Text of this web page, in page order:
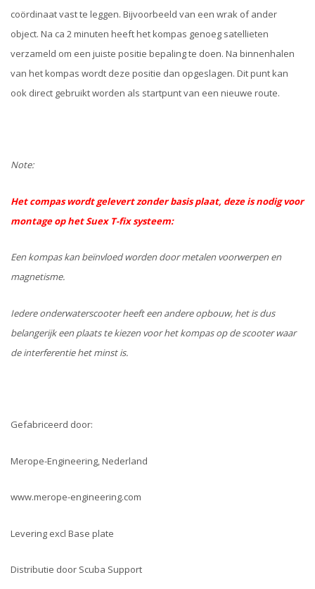
coördinaat vast te leggen. Bijvoorbeeld van een wrak of ander
object. Na ca 2 minuten heeft het kompas genoeg satellieten
verzameld om een juiste positie bepaling te doen. Na binnenhalen
van het kompas wordt deze positie dan opgeslagen. Dit punt kan
ook direct gebruikt worden als startpunt van een nieuwe route.
Note:
Het compas wordt gelevert zonderbasis plaat, deze is nodig voor
montage op het Suex T-fix systeem:
Een kompas kan beïnvloed worden door metalen voorwerpen en
magnetisme.
Iedere onderwaterscooter heeft een andere opbouw, het is dus
belangerijk een plaats te kiezen voor het kompas op de scooter waar
de interferentie het minst is.
Gefabriceerd door:
Merope-Engineering, Nederland
www.merope-engineering.com
Levering excl Base plate
Distributie door Scuba Support